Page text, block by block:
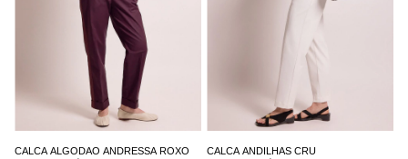
CALCA ALGODAO ANDRESSA ROXO CALCA ANDILHAS CRU